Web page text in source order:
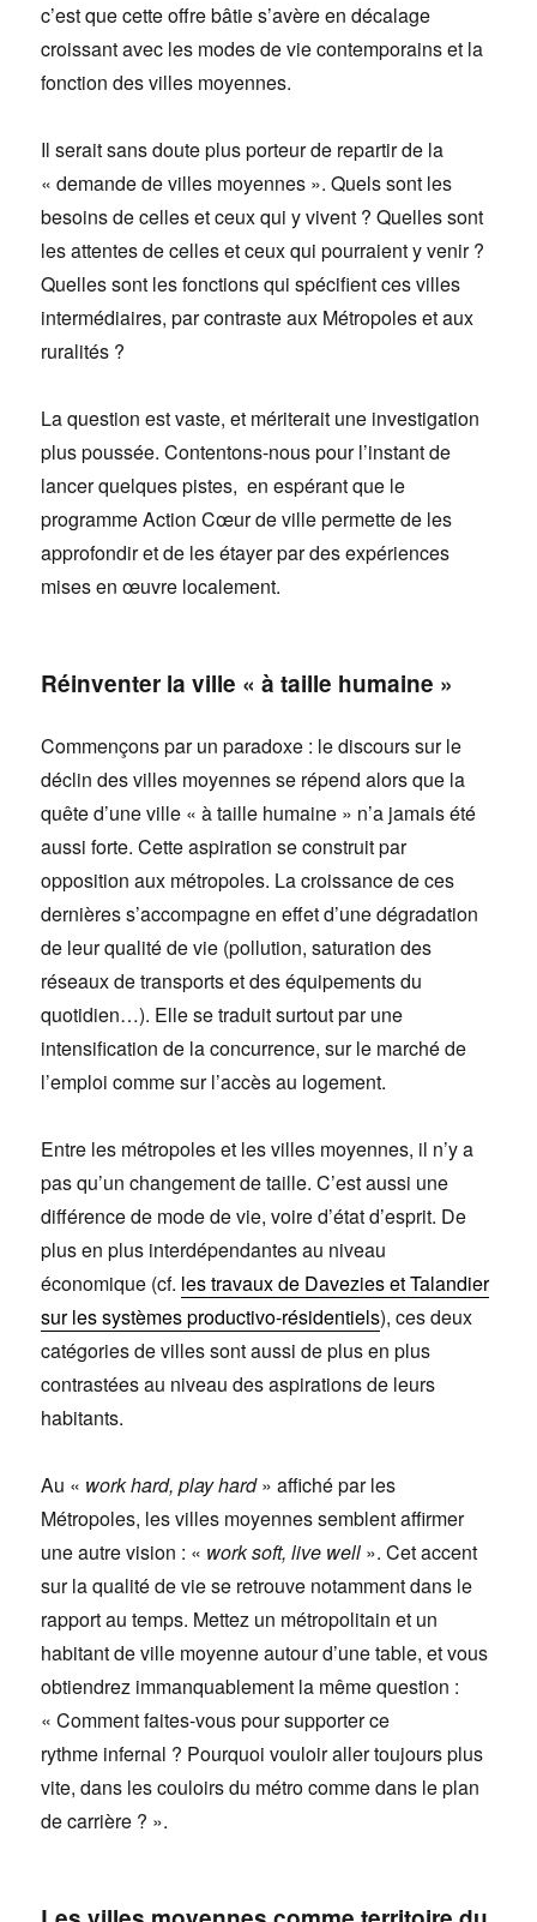
c’est que cette offre bâtie s’avère en décalage
croissant avec les modes de vie contemporains et la
fonction des villes moyennes.
Il serait sans doute plus porteur de repartir de la
« demande de villes moyennes ». Quels sont les
besoins de celles et ceux qui y vivent ? Quelles sont
les attentes de celles et ceux qui pourraient y venir ?
Quelles sont les fonctions qui spécifient ces villes
intermédiaires, par contraste aux Métropoles et aux
ruralités ?
La question est vaste, et mériterait une investigation
plus poussée. Contentons-nous pour l’instant de
lancer quelques pistes, en espérant que le
programme Action Cœur de ville permette de les
approfondir et de les étayer par des expériences
mises en œuvre localement.
Réinventer la ville « à taille humaine »
Commençons par un paradoxe : le discours sur le
déclin des villes moyennes se répend alors que la
quête d’une ville « à taille humaine » n’a jamais été
aussi forte. Cette aspiration se construit par
opposition aux métropoles. La croissance de ces
dernières s’accompagne en effet d’une dégradation
de leur qualité de vie (pollution, saturation des
réseaux de transports et des équipements du
quotidien…). Elle se traduit surtout par une
intensification de la concurrence, sur le marché de
l’emploi comme sur l’accès au logement.
Entre les métropoles et les villes moyennes, il n’y a
pas qu’un changement de taille. C’est aussi une
différence de mode de vie, voire d’état d’esprit. De
plus en plus interdépendantes au niveau
économique (cf. les travaux de Davezies et Talandier
sur les systèmes productivo-résidentiels), ces deux
catégories de villes sont aussi de plus en plus
contrastées au niveau des aspirations de leurs
habitants.
Au « work hard, play hard» affiché par les
Métropoles, les villes moyennes semblent affirmer
une autre vision : « work soft, live well ». Cet accent
sur la qualité de vie se retrouve notamment dans le
rapport au temps. Mettez un métropolitain et un
habitant de ville moyenne autour d’une table, et vous
obtiendrez immanquablement la même question :
« Comment faites-vous pour supporter ce
rythme infernal ? Pourquoi vouloir aller toujours plus
vite, dans les couloirs du métro comme dans le plan
de carrière ? ».